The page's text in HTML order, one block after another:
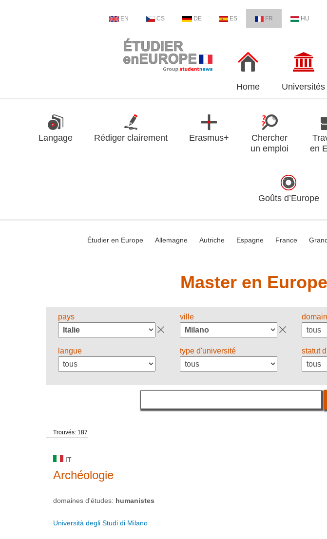
EN CS DE ES FR HU
Home Universités
Langage Rédiger clairement Erasmus+
Chercher
un emploi
en
Goûts d’Europe
Étudier en Europe Allemagne Autriche Espagne France
Master en Europe
pays ville
langue type d'université statut
Trouvés: 187
IT
Archéologie
domaines d'études: humanistes
Università degli Studi di Milano